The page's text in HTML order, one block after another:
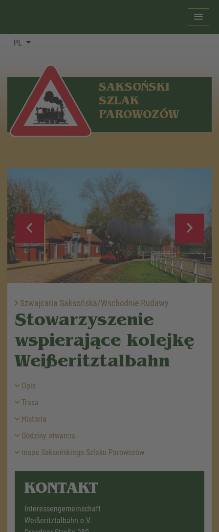
PL
SAKSOŃSKI
SZLAK
PAROWOZÓW
Szwajcaria Saksońska/Wschodnie Rudawy
Stowarzyszenie
wspierające kolejkę
Weißeritztalbahn
Opis
Trasa
Historia
Godziny otwarcia
mapa Saksońskiego Szlaku Parowozów
KONTAKT
Interessengemeinschaft
Weißeritztalbahn e.V.